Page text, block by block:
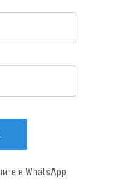
в WhatsApp